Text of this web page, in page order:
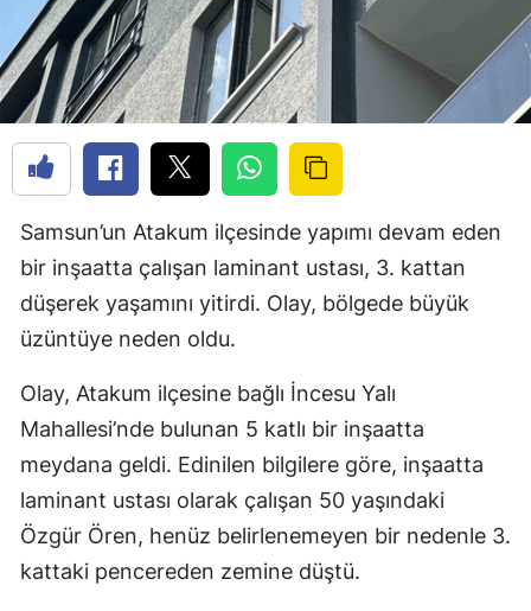
Samsun’un Atakum ilçesinde yapımı devam eden
bir inşaatta çalışan laminant ustası, 3. kattan
düşerek yaşamını yitirdi. Olay, bölgede büyük
üzüntüye neden oldu.
Olay, Atakum ilçesine bağlı İncesu Yalı
Mahallesi’nde bulunan 5 katlı bir inşaatta
meydana geldi. Edinilen bilgilere göre, inşaatta
laminant ustası olarak çalışan 50 yaşındaki
Özgür Ören, henüz belirlenemeyen bir nedenle 3.
kattaki pencereden zemine düştü.